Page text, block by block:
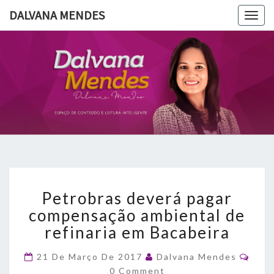
DALVANA MENDES
DALVANA
MENDES
Espaço De
Conteúdo
E Leitura
Inteligente
deverá
pagar
compensação
ambiental
de
refinaria
Petrobras deverá pagar
compensação ambiental de
refinaria em Bacabeira
21 De Março De 2017 Dalvana Mendes
0 Comment